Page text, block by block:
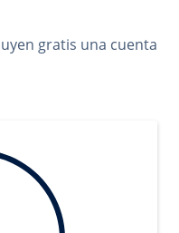
gratis una cuenta